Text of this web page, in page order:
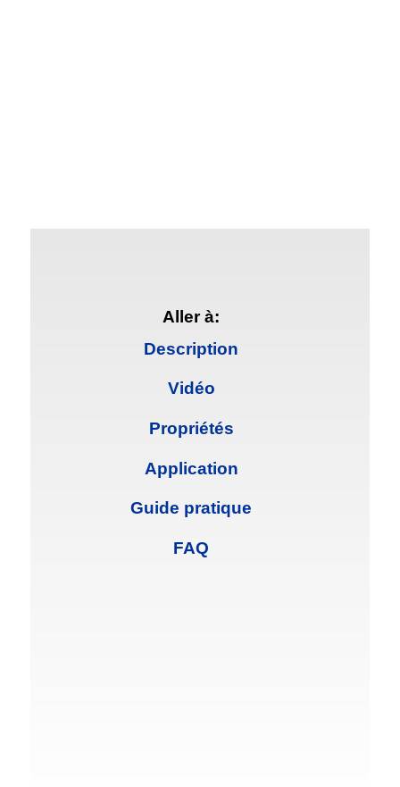
Aller à:
Description
Vidéo
Propriétés
Application
Guide pratique
FAQ